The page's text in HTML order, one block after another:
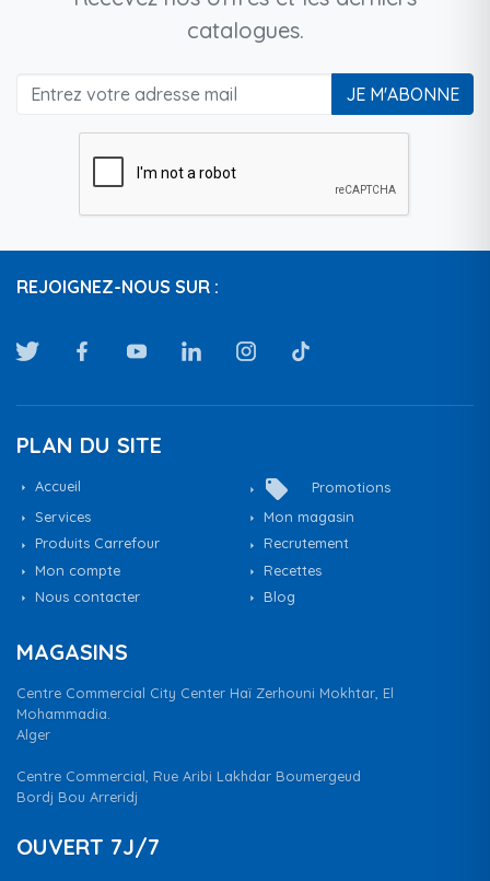
catalogues.
JE M'ABONNE
REJOIGNEZ-NOUS SUR :
PLAN DU SITE
Accueil local_offer
Promotions
Services
Mon magasin
Produits Carrefour
Recrutement
Mon compte
Recettes
Nous contacter
Blog
MAGASINS
Centre Commercial City Center Haï Zerhouni Mokhtar, El
Mohammadia.
Alger
Centre Commercial, Rue Aribi Lakhdar Boumergeud
Bordj Bou Arreridj
OUVERT 7J/7